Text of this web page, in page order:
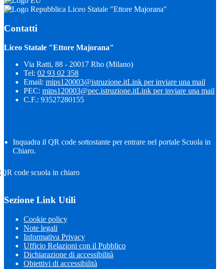
Liceo Statale "Ettore Majorana"
Contatti
Liceo Statale "Ettore Majorana"
Via Ratti, 88 - 20017 Rho (Milano)
Tel: 02 93 02 358
Email: mips120003@istruzione.itLink per inviare una mail
PEC: mips120003@pec.istruzione.itLink per inviare una mail
C.F.: 93527280155
Inquadra il QR code sottostante per entrare nel portale Scuola in
Chiaro.
Sezione Link Utili
Cookie policy
Note legali
Informativa Privacy
Ufficio Relazioni con il Pubblico
Dichiarazione di accessibilità
Obiettivi di accessibilità